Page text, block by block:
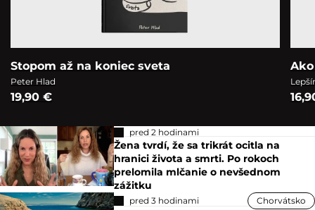
Stopom až na koniec sveta
Peter Hlad
19,90 €
pred 2 hodinami
Žena tvrdí, že sa trikrát ocitla na
hranici života a smrti. Po rokoch
prelomila mlčanie o nevšednom
zážitku
pred 3 hodinami Chorvátsko